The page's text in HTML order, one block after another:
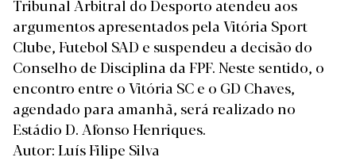
Tribunal Arbitral do Desporto atendeu aos
argumentos apresentados pela Vitória Sport
Clube, Futebol SAD e suspendeu a decisão do
Conselho de Disciplina da FPF. Neste sentido, o
encontro entre o Vitória SC e o GD Chaves,
agendado para amanhã, será realizado no
Estádio D. Afonso Henriques.
Autor: Luís Filipe Silva